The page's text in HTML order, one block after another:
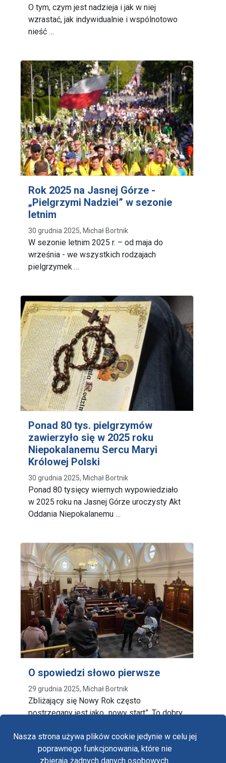
Nasza strona używa plików cookie jedynie w celu jej
poprawnego funkcjonowania, które nie
zbierają żadnych danych osobowych.
O tym, czym jest nadzieja i jak w niej
wzrastać, jak indywidualnie i wspólnotowo
nieść …
Rok 2025 na Jasnej Górze -
„Pielgrzymi Nadziei” w sezonie
letnim
30 grudnia 2025, Michał Bortnik
W sezonie letnim 2025 r. – od maja do
września - we wszystkich rodzajach
pielgrzymek …
Ponad 80 tys. pielgrzymów
zawierzyło się w 2025 roku
Niepokalanemu Sercu Maryi
Królowej Polski
30 grudnia 2025, Michał Bortnik
Ponad 80 tysięcy wiernych wypowiedziało
w 2025 roku na Jasnej Górze uroczysty Akt
Oddania Niepokalanemu …
O spowiedzi słowo pierwsze
29 grudnia 2025, Michał Bortnik
Zbliżający się Nowy Rok często
postrzegany jest jako „nowy start”. To dobry